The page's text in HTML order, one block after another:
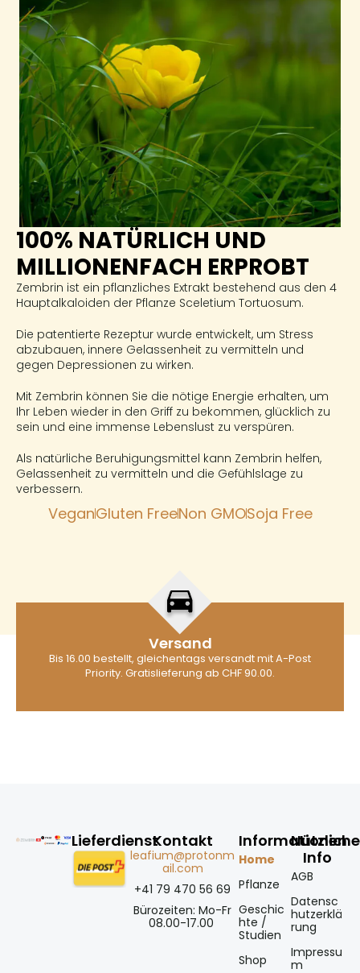
100% NATÜRLICH UND
MILLIONENFACH ERPROBT
Zembrin ist ein pflanzliches Extrakt bestehend aus den 4
Hauptalkaloiden der Pflanze Sceletium Tortuosum.
Die patentierte Rezeptur wurde entwickelt, um Stress
abzubauen, innere Gelassenheit zu vermitteln und
gegen Depressionen zu wirken.
Mit Zembrin können Sie die nötige Energie erhalten, um
Ihr Leben wieder in den Griff zu bekommen, glücklich zu
sein und eine immense Lebenslust zu verspüren.
Als natürliche Beruhigungsmittel kann Zembrin helfen,
Gelassenheit zu vermitteln und die Gefühlslage zu
verbessern.
VeganGluten FreeNon GMOSoja Free
Versand
Bis 16.00 bestellt, gleichentags versandt mit A-Post
Priority. Gratislieferung ab CHF 90.00.
Lieferdienst Informationen
Home
Pflanze
Geschic
hte /
Studien
Shop
Nützliche
Info
AGB
Datensc
hutzerklä
rung
Impressu
m
Kontakt
leafium@protonm
ail.com
+41 79 470 56 69
Bürozeiten: Mo-Fr
08.00-17.00